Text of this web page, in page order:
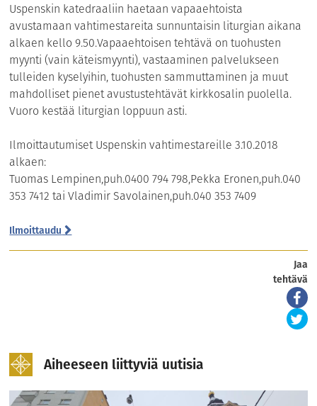
Uspenskin katedraaliin haetaan vapaaehtoista
avustamaan vahtimestareita sunnuntaisin liturgian aikana
alkaen kello 9.50.Vapaaehtoisen tehtävä on tuohusten
myynti (vain käteismyynti), vastaaminen palvelukseen
tulleiden kyselyihin, tuohusten sammuttaminen ja muut
mahdolliset pienet avustustehtävät kirkkosalin puolella.
Vuoro kestää liturgian loppuun asti.
Ilmoittautumiset Uspenskin vahtimestareille 3.10.2018
alkaen:
Tuomas Lempinen,puh.0400 794 798,Pekka Eronen,puh.040
353 7412 tai Vladimir Savolainen,puh.040 353 7409
Ilmoittaudu
Jaa
tehtävä
Aiheeseen liittyviä uutisia